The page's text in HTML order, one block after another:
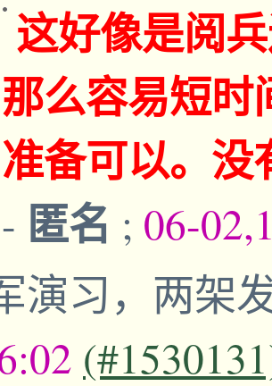
这好像是阅
那么容易短时
准备可以。
- 匿名 ; 06-
演习，两架